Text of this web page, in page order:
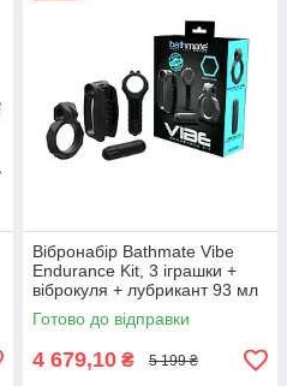
Вібронабір Bathmate Vibe
Endurance Kit, 3 іграшки +
віброкуля + лубрикант 93 мл
- SO9623
Готово до відправки
4 679,10 ₴ 5 199 ₴